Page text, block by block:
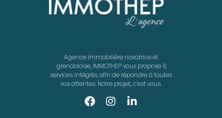
Agence immobilière novatrice et
grenobloise, IMMOTHEP vous propose 6
services intégrés afin de répondre à toutes
vos attentes. Notre projet, c’est vous.